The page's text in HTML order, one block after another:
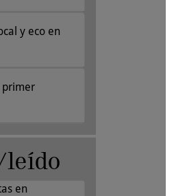
y eco en
primer
leído
en